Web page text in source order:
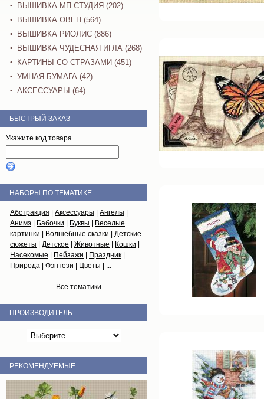
ВЫШИВКА МП СТУДИЯ (202)
ВЫШИВКА ОВЕН (564)
ВЫШИВКА РИОЛИС (886)
ВЫШИВКА ЧУДЕСНАЯ ИГЛА (268)
КАРТИНЫ СО СТРАЗАМИ (451)
УМНАЯ БУМАГА (42)
АКСЕССУАРЫ (64)
БЫСТРЫЙ ЗАКАЗ
Укажите код товара.
НАБОРЫ ПО ТЕМАТИКЕ
Абстракция Аксессуары Ангелы
Анимэ
Бабочки Буквы
Веселые
картинки
Волшебные сказки
Детские
сюжеты
Детское Животные Кошки
Насекомые
Пейзажи Праздник
Природа
Фэнтези Цветы | ...
Все тематики
ПРОИЗВОДИТЕЛЬ
РЕКОМЕНДУЕМЫЕ